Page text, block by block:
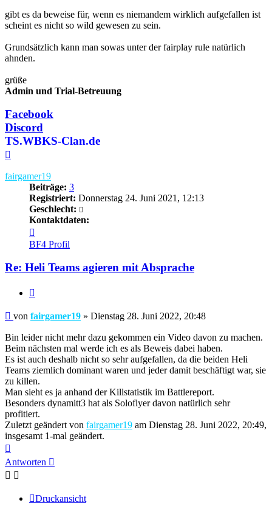
gibt es da beweise für, wenn es niemandem wirklich aufgefallen ist
scheint es nicht so wild gewesen zu sein.
Grundsätzlich kann man sowas unter der fairplay rule natürlich
ahnden.
grüße
Admin und Trial-Betreuung
Facebook
Discord
TS.WBKS-Clan.de
fairgamer19
Beiträge: 3
Registriert: Donnerstag 24. Juni 2021, 12:13
Geschlecht:
Kontaktdaten:
von
fairgamer19
BF4 Profil
Re: Heli Teams agieren mit Absprache
Beitrag
von fairgamer19 » Dienstag 28. Juni 2022, 20:48
Bin leider nicht mehr dazu gekommen ein Video davon zu machen.
Beim nächsten mal werde ich es als Beweis dabei haben.
Es ist auch deshalb nicht so sehr aufgefallen, da die beiden Heli
Teams ziemlich dominant waren und jeder damit beschäftigt war, sie
zu killen.
Man sieht es ja anhand der Killstatistik im Battlereport.
Besonders dynamitt3 hat als Soloflyer davon natürlich sehr
profitiert.
Zuletzt geändert von fairgamer19 am Dienstag 28. Juni 2022, 20:49,
insgesamt 1-mal geändert.
oben
Antworten
Druckansicht